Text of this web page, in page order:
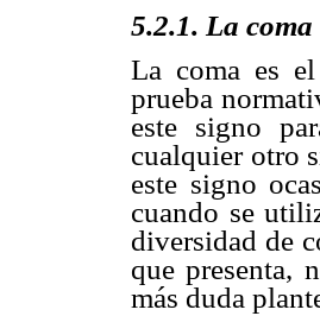
5.2.1. La coma
La coma es
prueba
este signo
cualquier otro
este signo
cuando se
diversidad de
que presenta,
más duda